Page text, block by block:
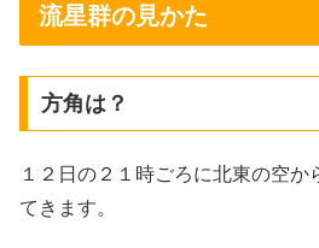
流星群の見かた
方角は？
１２日の２１時ごろに北東の空か
てきます。